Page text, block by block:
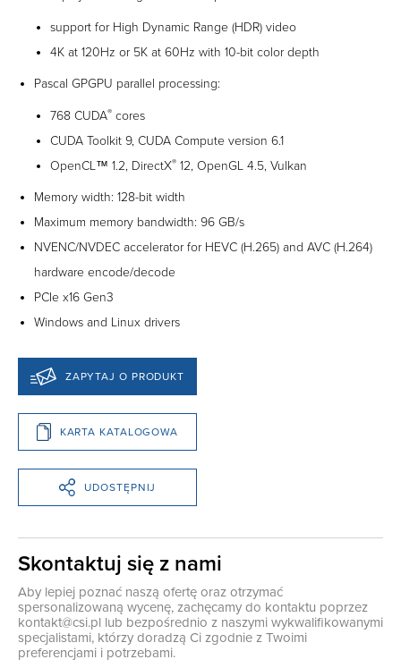
support for High Dynamic Range (HDR) video
4K at 120Hz or 5K at 60Hz with 10-bit color depth
Pascal GPGPU parallel processing:
768 CUDA® cores
CUDA Toolkit 9, CUDA Compute version 6.1
OpenCL™ 1.2, DirectX® 12, OpenGL 4.5, Vulkan
Memory width: 128-bit width
Maximum memory bandwidth: 96 GB/s
NVENC/NVDEC accelerator for HEVC (H.265) and AVC (H.264)
hardware encode/decode
PCIe x16 Gen3
Windows and Linux drivers
ZAPYTAJ O PRODUKT
KARTA KATALOGOWA
UDOSTĘPNIJ
Skontaktuj się z nami
Aby lepiej poznać naszą ofertę oraz otrzymać
spersonalizowaną wycenę, zachęcamy do kontaktu poprzez
kontakt@csi.pl lub bezpośrednio z naszymi wykwalifikowanymi
specjalistami, którzy doradzą Ci zgodnie z Twoimi
preferencjami i potrzebami.